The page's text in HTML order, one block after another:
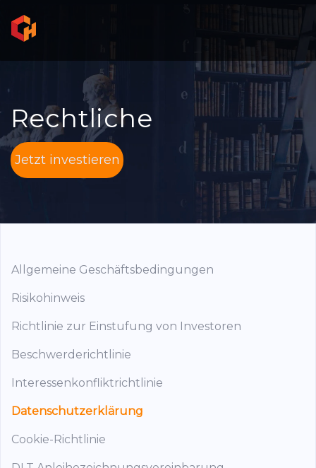
Rechtliche
Jetzt investieren
Allgemeine Geschäftsbedingungen
Risikohinweis
Richtlinie zur Einstufung von Investoren
Beschwerderichtlinie
Interessenkonfliktrichtlinie
Datenschutzerklärung
Cookie-Richtlinie